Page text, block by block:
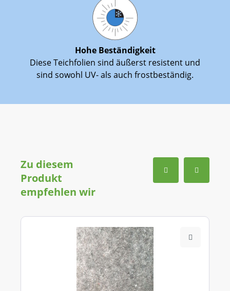
Hohe Beständigkeit
Diese Teichfolien sind äußerst resistent und
sind sowohl UV- als auch frostbeständig.
Zu diesem
Produkt
empfehlen wir